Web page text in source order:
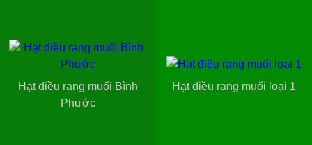
Hạt điều rang muối Bình
Phước
Hạt điều rang muối loại 1